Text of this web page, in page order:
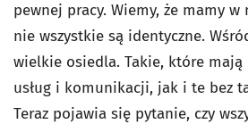
pewnej pracy. Wiemy, że mamy
nie wszystkie są identyczne.
wielkie osiedla. Takie, które
usług i komunikacji, jak i te bez
Teraz pojawia się pytanie, czy